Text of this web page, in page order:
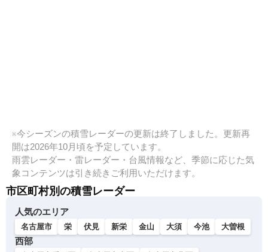
※今シーズンの積雪レーダーの更新は終了しました。更新再
開は2026年10月頃を予定しています。
雨雲レーダー・雷レーダー・台風情報など、季節に応じた気
象コンテンツは引き続きご利用いただけます。
市区町村別の積雪レーダー
人気のエリア
名古屋市 栄 伏見 新栄 金山 大須 今池 大曽根
西部